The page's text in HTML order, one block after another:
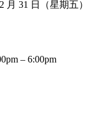
月 31 日（星期五）
– 6:00pm